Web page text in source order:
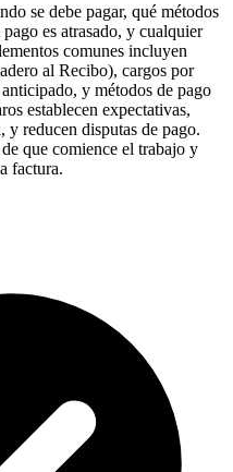
se debe pagar, qué métodos
es atrasado, y cualquier
comunes incluyen
al Recibo), cargos por
y métodos de pago
establecen expectativas,
reducen disputas de pago.
que comience el trabajo y
factura.